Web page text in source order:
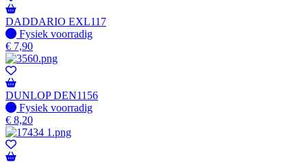
DADDARIO EXL117
Fysiek voorradig
Fysiek voorradig
€ 7,90
DUNLOP DEN1156
Fysiek voorradig
Fysiek voorradig
€ 8,20